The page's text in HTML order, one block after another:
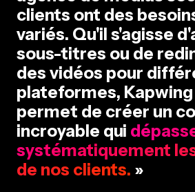
clients ont des
variés. Qu'il s'agisse
sous-titres ou de
des vidéos pour
plateformes, Kapwing
permet de créer un
incroyable qui
systématiquement
de nos clients. »